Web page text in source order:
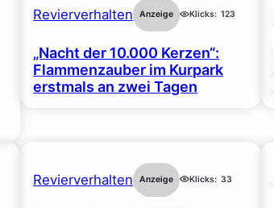
Revierverhalten Anzeige Klicks: 123
„Nacht der 10.000 Kerzen“:
Flammenzauber im Kurpark
erstmals an zwei Tagen
Revierverhalten Anzeige Klicks: 33